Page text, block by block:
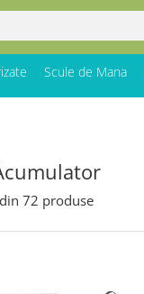
Scule de Mana
din 72 produse